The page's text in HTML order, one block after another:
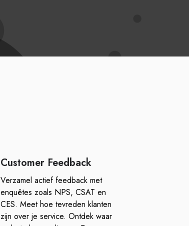
Customer Feedback
Verzamel actief feedback met
enquêtes zoals NPS, CSAT en
CES. Meet hoe tevreden klanten
zijn over je service. Ontdek waar